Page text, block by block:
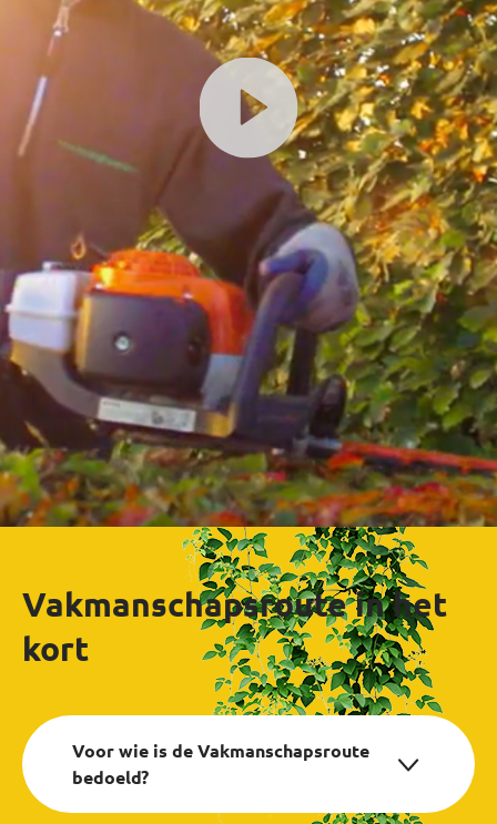
Vakmanschapsroute in het
kort
Voor wie is de Vakmanschapsroute
bedoeld?